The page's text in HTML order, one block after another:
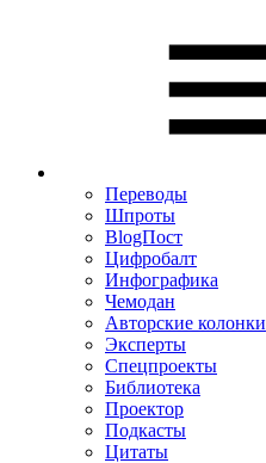
Переводы
Шпроты
BlogПост
Цифробалт
Инфографика
Чемодан
Авторские колонки
Эксперты
Спецпроекты
Библиотека
Проектор
Подкасты
Цитаты